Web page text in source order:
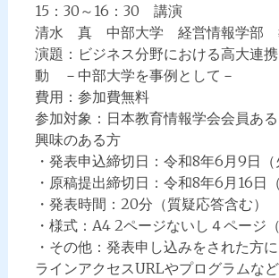
15：30～16：30 講演
清水 真 中部大学 経営情報学部
演題：ビジネス分野における高大連
動 －中部大学を事例として－
費用：参加費無料
参加対象：日本教育情報学会会員あ
興味のある方
・発表申込締切日：令和8年6月9日（
・原稿提出締切日：令和8年6月16日（
・発表時間：20分（質疑応答含む）
・様式：A4 2ページないし４ページ
・その他：発表申し込みをされた方
ラインアクセスURLやプログラムな